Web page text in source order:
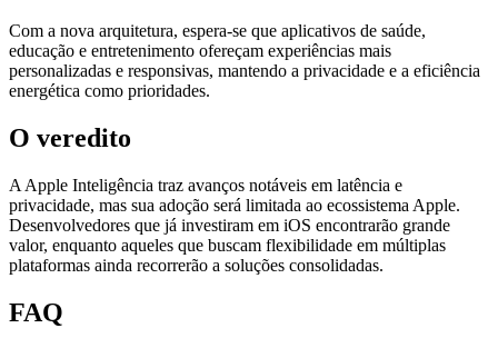
Com a nova arquitetura, espera-se que aplicativos de saúde,
educação e entretenimento ofereçam experiências mais
personalizadas e responsivas, mantendo a privacidade e a eficiência
energética como prioridades.
O veredito
A Apple Inteligência traz avanços notáveis em latência e
privacidade, mas sua adoção será limitada ao ecossistema Apple.
Desenvolvedores que já investiram em iOS encontrarão grande
valor, enquanto aqueles que buscam flexibilidade em múltiplas
plataformas ainda recorrerão a soluções consolidadas.
FAQ